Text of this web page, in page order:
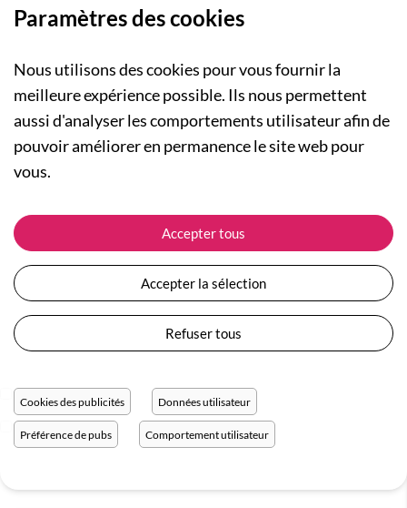
Tee shirt I Like My Coffee
1 couleur
29,90 €
Tshirt Working From Home
1 couleur
29,90 €
Paramètres des cookies
Nous utilisons des cookies pour vous fournir la
meilleure expérience possible. Ils nous permettent
aussi d'analyser les comportements utilisateur afin de
pouvoir améliorer en permanence le site web pour
vous.
Accepter tous
Accepter la sélection
Refuser tous
Cookies des publicités Données utilisateur
Préférence de pubs Comportement utilisateur